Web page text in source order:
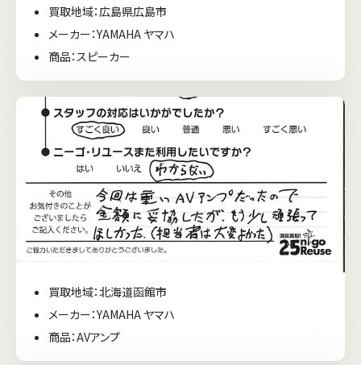
買取地域：広島県広島市
メーカー：YAMAHA ヤマハ
商品：スピーカー
買取地域：北海道函館市
メーカー：YAMAHA ヤマハ
商品：AVアンプ